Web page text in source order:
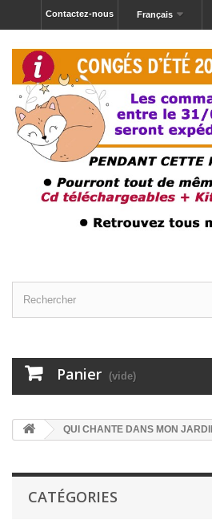
Français
Contactez-nous
Panier (vide)
QUI CHANTE DANS MON
CATÉGORIES